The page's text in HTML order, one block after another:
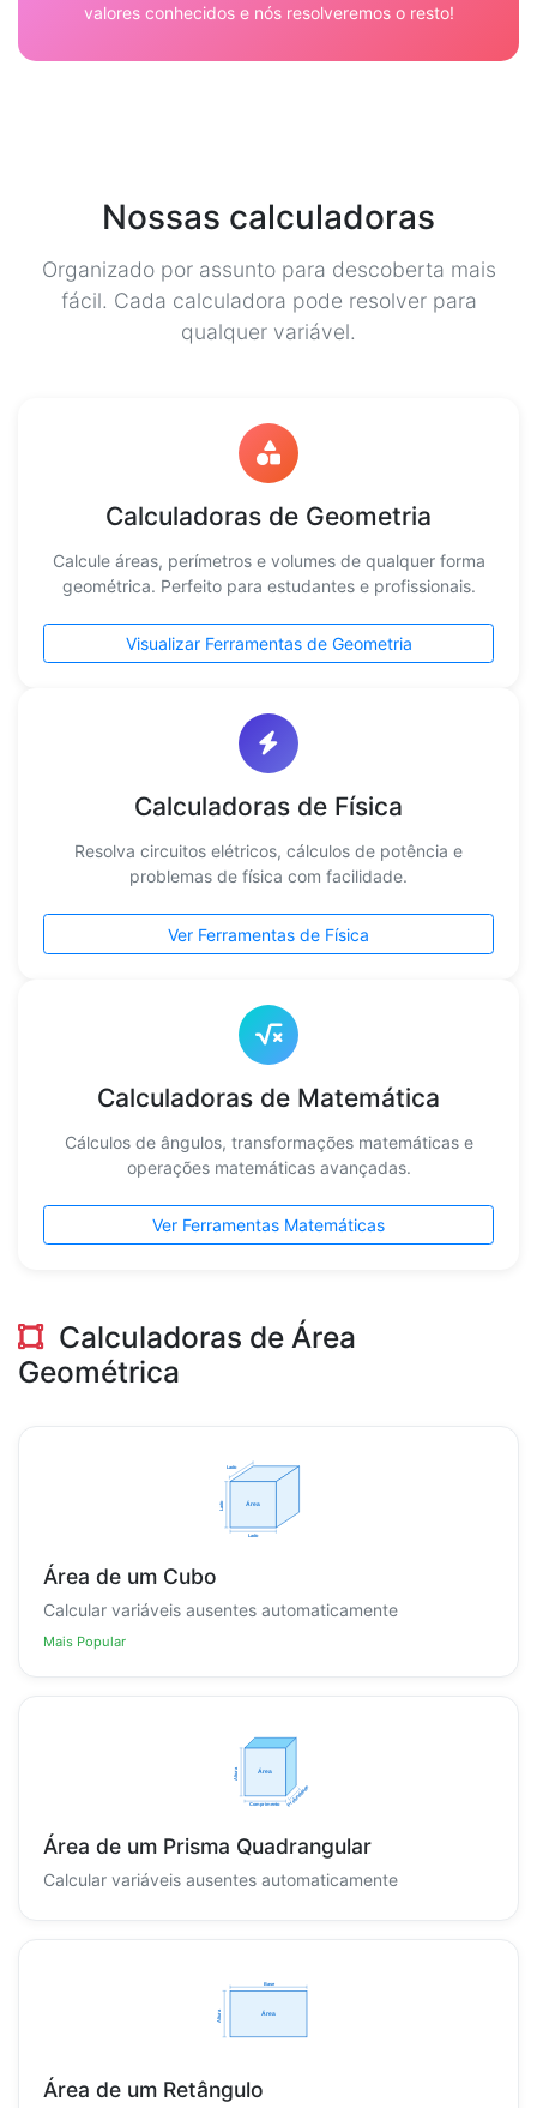
valores conhecidos e nós resolveremos o resto!
Nossas calculadoras
Organizado por assunto para descoberta mais
fácil. Cada calculadora pode resolver para
qualquer variável.
Calculadoras de Geometria
Calcule áreas, perímetros e volumes de qualquer forma
geométrica. Perfeito para estudantes e profissionais.
Visualizar Ferramentas de Geometria
Calculadoras de Física
Resolva circuitos elétricos, cálculos de potência e
problemas de física com facilidade.
Ver Ferramentas de Física
Calculadoras de Matemática
Cálculos de ângulos, transformações matemáticas e
operações matemáticas avançadas.
Ver Ferramentas Matemáticas
Calculadoras de Área
Geométrica
Área de um Cubo
Calcular variáveis ausentes automaticamente
Mais Popular
Área de um Prisma Quadrangular
Calcular variáveis ausentes automaticamente
Área de um Retângulo